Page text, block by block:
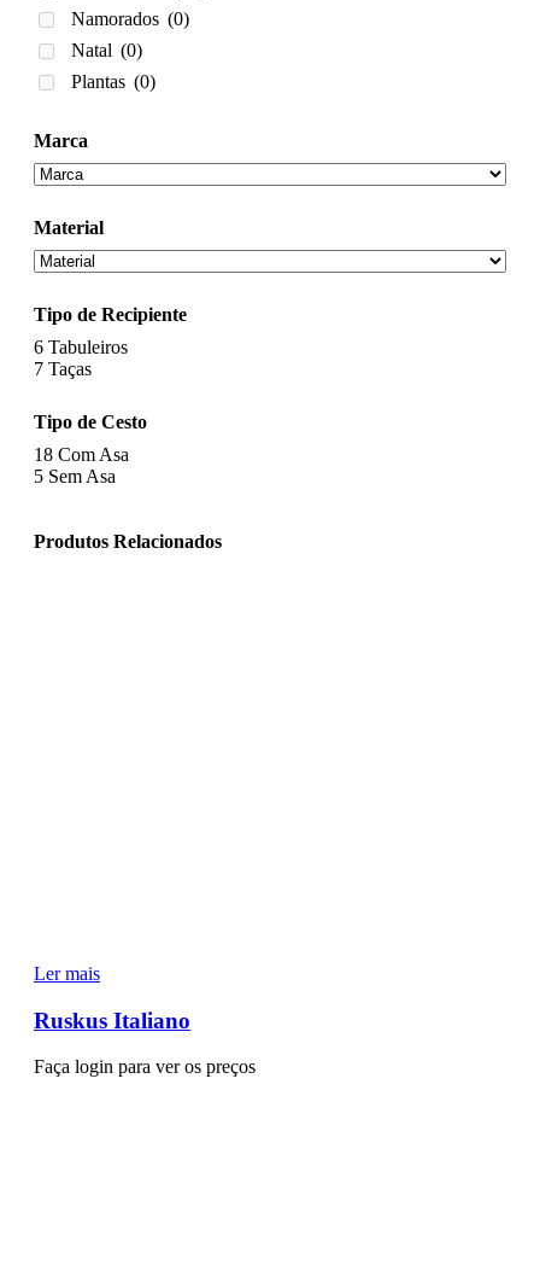
Namorados (0)
Natal (0)
Plantas (0)
Marca
Material
Tipo de Recipiente
6 Tabuleiros
7 Taças
Tipo de Cesto
18 Com Asa
5 Sem Asa
Produtos Relacionados
Ler mais
Ruskus Italiano
Faça login para ver os preços